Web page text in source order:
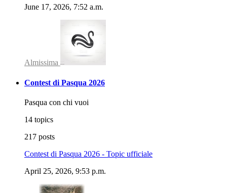
June 17, 2026, 7:52 a.m.
Almissima
Contest di Pasqua 2026
Pasqua con chi vuoi
14 topics
217 posts
Contest di Pasqua 2026 - Topic ufficiale
April 25, 2026, 9:53 p.m.